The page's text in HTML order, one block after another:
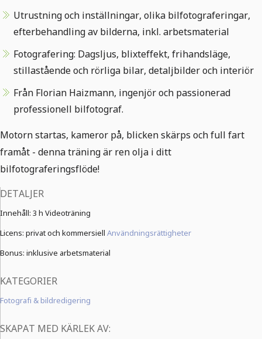
Utrustning och inställningar, olika bilfotograferingar,
efterbehandling av bilderna, inkl. arbetsmaterial
Fotografering: Dagsljus, blixteffekt, frihandsläge,
stillastående och rörliga bilar, detaljbilder och interiör
Från Florian Haizmann, ingenjör och passionerad
professionell bilfotograf.
Motorn startas, kameror på, blicken skärps och full fart
framåt - denna träning är ren olja i ditt
bilfotograferingsflöde!
DETALJER
Innehåll: 3 h Videoträning
Licens: privat och kommersiell Användningsrättigheter
Bonus: inklusive arbetsmaterial
KATEGORIER
Fotografi & bildredigering
SKAPAT MED KÄRLEK AV: